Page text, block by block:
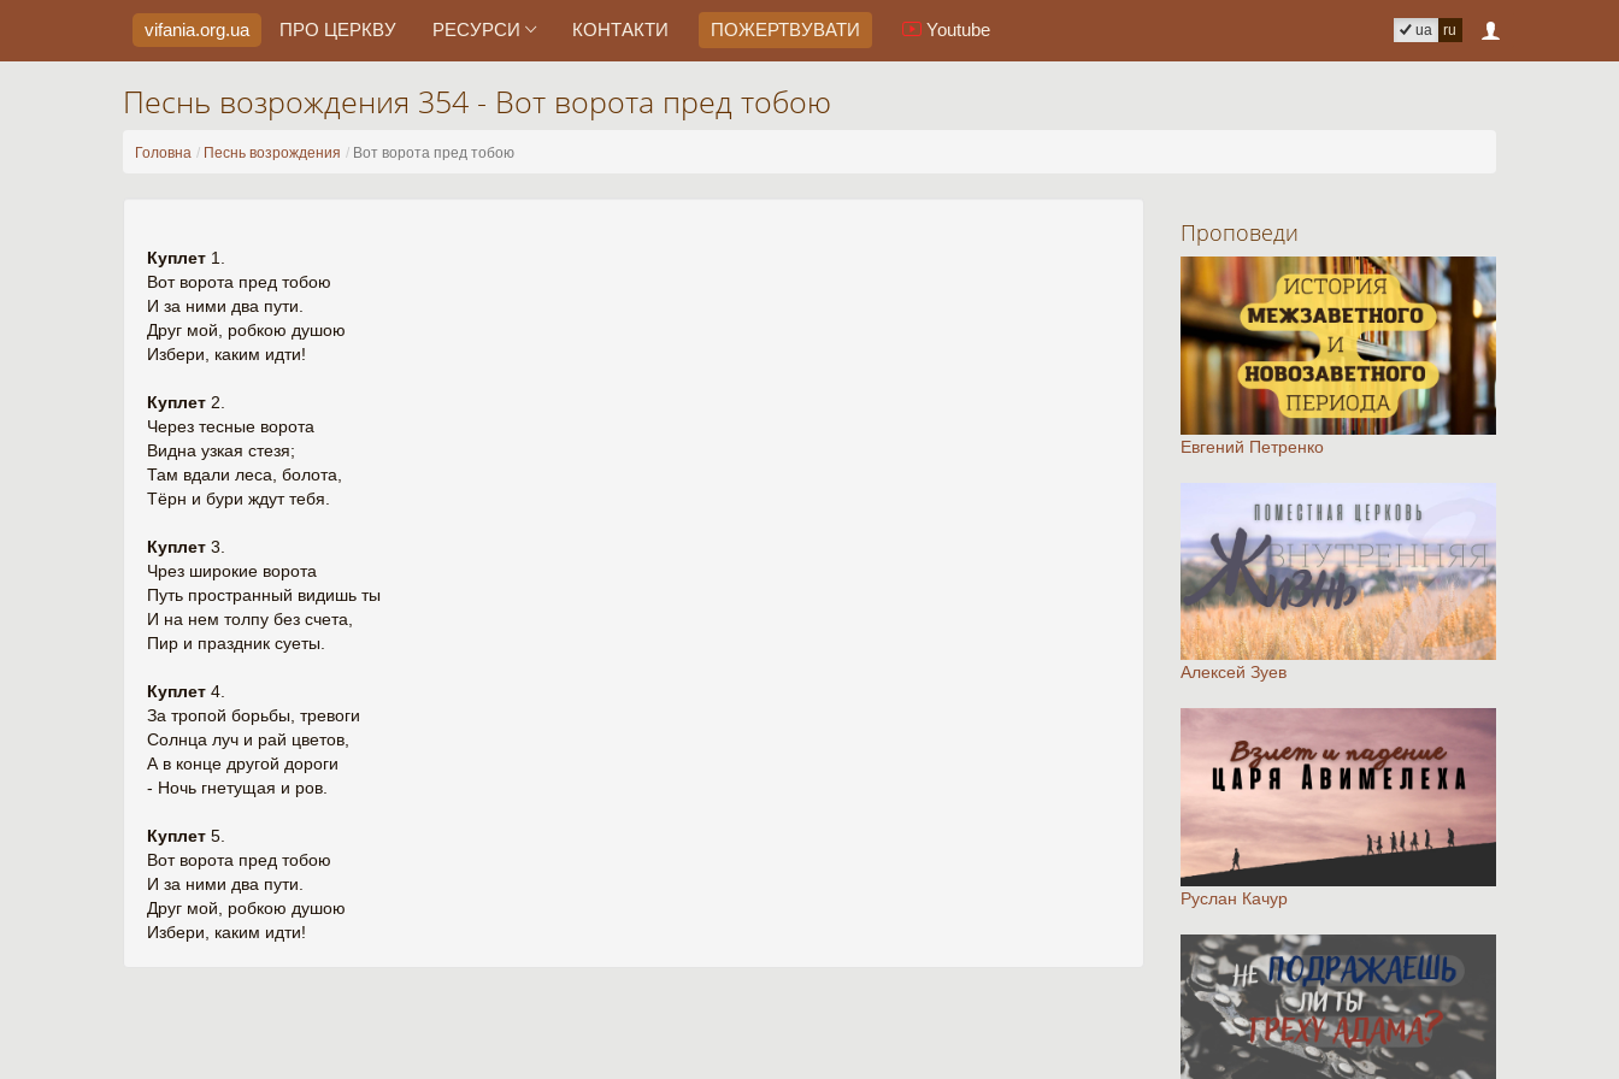
vifania.org.ua ПРО ЦЕРКВУ РЕСУРСИ КОНТАКТИ ПОЖЕРТВУВАТИ Youtube ua ru
Песнь возрождения 354 - Вот ворота пред тобою
Головна Песнь возрождения Вот ворота пред тобою
Куплет 1.
Вот ворота пред тобою
И за ними два пути.
Друг мой, робкою душою
Избери, каким идти!
Куплет 2.
Через тесные ворота
Видна узкая стезя;
Там вдали леса, болота,
Тёрн и бури ждут тебя.
Куплет 3.
Чрез широкие ворота
Путь пространный видишь ты
И на нем толпу без счета,
Пир и праздник суеты.
Куплет 4.
За тропой борьбы, тревоги
Солнца луч и рай цветов,
А в конце другой дороги
- Ночь гнетущая и ров.
Куплет 5.
Вот ворота пред тобою
И за ними два пути.
Друг мой, робкою душою
Избери, каким идти!
Проповеди
Евгений Петренко
Алексей Зуев
Руслан Качур